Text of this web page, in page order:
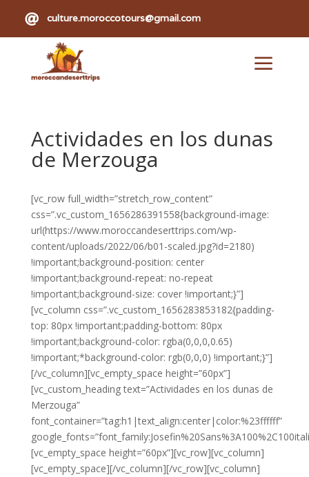
 culture.moroccotours@gmail.com
a
Actividades en los dunas
de Merzouga
[vc_row full_width=”stretch_row_content”
css=”.vc_custom_1656286391558{background-image:
url(https://www.moroccandeserttrips.com/wp-
content/uploads/2022/06/b01-scaled.jpg?id=2180)
!important;background-position: center
!important;background-repeat: no-repeat
!important;background-size: cover !important;}”]
[vc_column css=”.vc_custom_1656283853182{padding-
top: 80px !important;padding-bottom: 80px
!important;background-color: rgba(0,0,0,0.65)
!important;*background-color: rgb(0,0,0) !important;}”]
[/vc_column][vc_empty_space height=”60px”]
[vc_custom_heading text=”Actividades en los dunas de
Merzouga”
font_container=”tag:h1|text_align:center|color:%23ffffff”
[vc_empty_space height=”60px”][vc_row][vc_column]
[vc_empty_space][/vc_column][/vc_row][vc_column]